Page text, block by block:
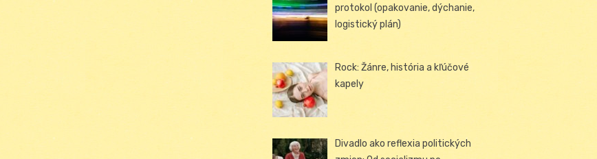
protokol (opakovanie, dýchanie,
logistický plán)
Rock: Žánre, história a kľúčové
kapely
Divadlo ako reflexia politických